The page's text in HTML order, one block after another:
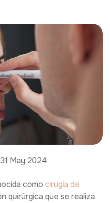
31 May 2024
como cirugía de
quirúrgica que se realiza